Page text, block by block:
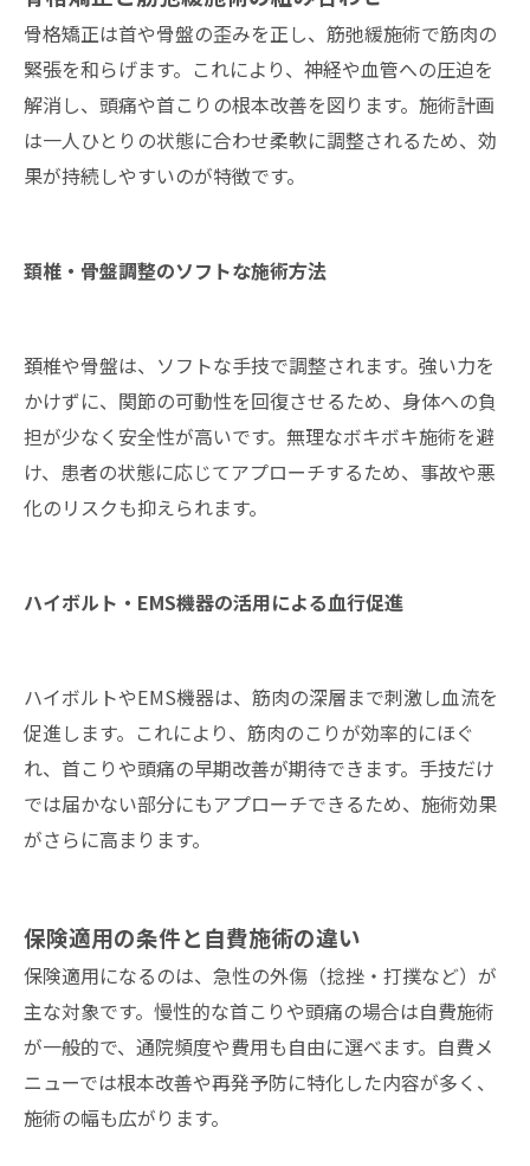
骨格矯正は首や骨盤の歪みを正し、筋弛緩施術で筋肉の
緊張を和らげます。これにより、神経や血管への圧迫を
解消し、頭痛や首こりの根本改善を図ります。施術計画
は一人ひとりの状態に合わせ柔軟に調整されるため、効
果が持続しやすいのが特徴です。
頚椎・骨盤調整のソフトな施術方法
頚椎や骨盤は、ソフトな手技で調整されます。強い力を
かけずに、関節の可動性を回復させるため、身体への負
担が少なく安全性が高いです。無理なボキボキ施術を避
け、患者の状態に応じてアプローチするため、事故や悪
化のリスクも抑えられます。
ハイボルト・EMS機器の活用による血行促進
ハイボルトやEMS機器は、筋肉の深層まで刺激し血流を
促進します。これにより、筋肉のこりが効率的にほぐ
れ、首こりや頭痛の早期改善が期待できます。手技だけ
では届かない部分にもアプローチできるため、施術効果
がさらに高まります。
保険適用の条件と自費施術の違い
保険適用になるのは、急性の外傷（捻挫・打撲など）が
主な対象です。慢性的な首こりや頭痛の場合は自費施術
が一般的で、通院頻度や費用も自由に選べます。自費メ
ニューでは根本改善や再発予防に特化した内容が多く、
施術の幅も広がります。